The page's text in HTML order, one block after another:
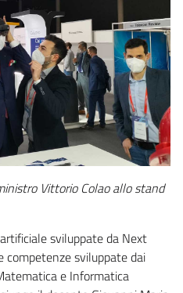
Vittorio Colao allo stand
sviluppate da Next
competenze sviluppate dai
e Informatica